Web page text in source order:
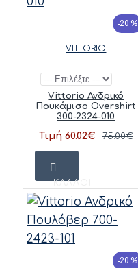
-20 %
VITTORIO
Vittorio Ανδρικό
Πουκάμισο Overshirt
300-2324-010
Τιμή 60.02€ 75.00€
ΚΑΛΆΘΙ
-20 %